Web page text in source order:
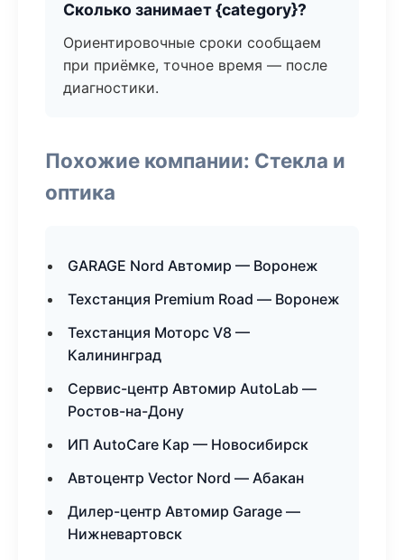
Сколько занимает {category}?
Ориентировочные сроки сообщаем
при приёмке, точное время — после
диагностики.
Похожие компании: Стекла и
оптика
GARAGE Nord Автомир — Воронеж
Техстанция Premium Road — Воронеж
Техстанция Моторс V8 —
Калининград
Сервис-центр Автомир AutoLab —
Ростов-на-Дону
ИП AutoCare Кар — Новосибирск
Автоцентр Vector Nord — Абакан
Дилер-центр Автомир Garage —
Нижневартовск